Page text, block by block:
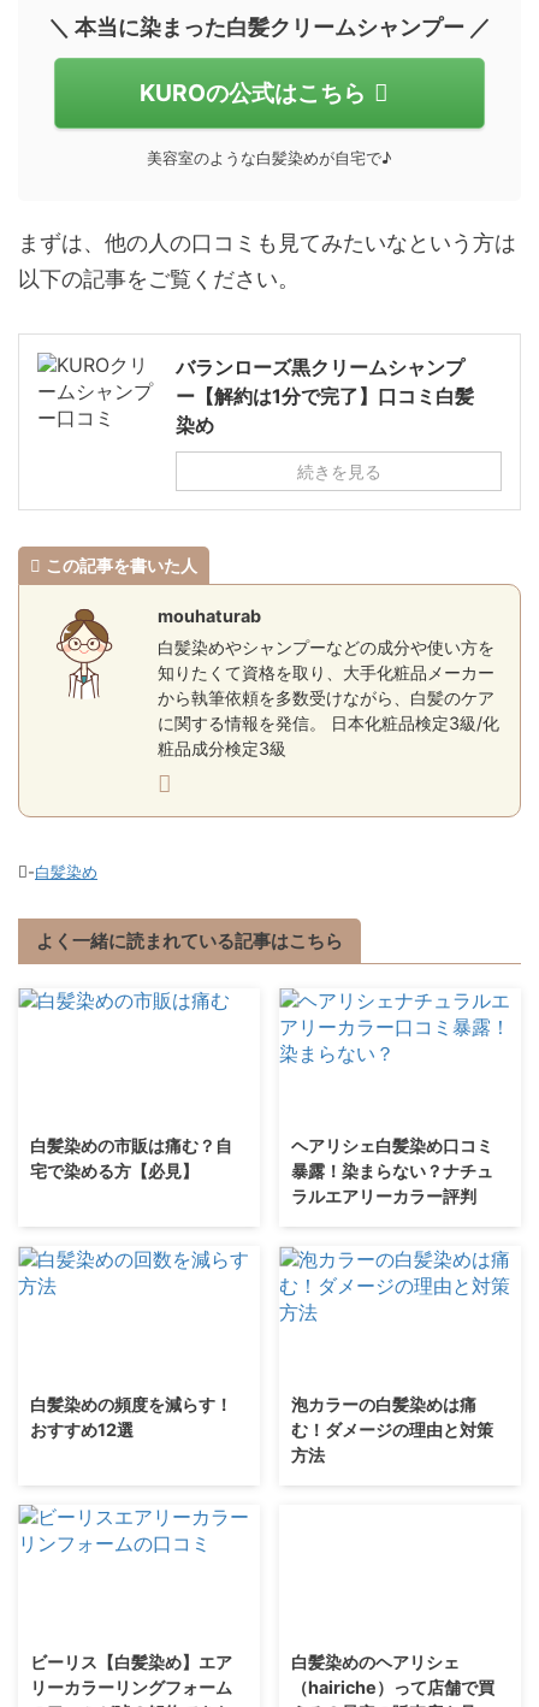
＼ 本当に染まった白髪クリームシャンプー ／
KUROの公式はこちら
美容室のような白髪染めが自宅で♪
まずは、他の人の口コミも見てみたいなという方は
以下の記事をご覧ください。
バランローズ黒クリームシャンプ
ー【解約は1分で完了】口コミ白髪
染め
続きを見る
この記事を書いた人
mouhaturab
白髪染めやシャンプーなどの成分や使い方を
知りたくて資格を取り、大手化粧品メーカー
から執筆依頼を多数受けながら、白髪のケア
に関する情報を発信。 日本化粧品検定3級/化
粧品成分検定3級
-白髪染め
よく一緒に読まれている記事はこちら
白髪染めの市販は痛む？自
宅で染める方【必見】
ヘアリシェ白髪染め口コミ
暴露！染まらない？ナチュ
ラルエアリーカラー評判
白髪染めの頻度を減らす！
おすすめ12選
泡カラーの白髪染めは痛
む！ダメージの理由と対策
方法
ビーリス【白髪染め】エア
リーカラーリングフォーム
白髪染めのヘアリシェ
（hairiche）って店舗で買